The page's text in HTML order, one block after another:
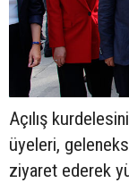
Açılış
üyeleri,
ziyaret ederek